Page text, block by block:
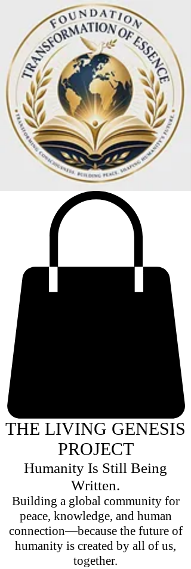
THE LIVING GENESIS
PROJECT
Humanity Is Still Being
Written.
Building a global community for
peace, knowledge, and human
connection—because the future of
humanity is created by all of us,
together.